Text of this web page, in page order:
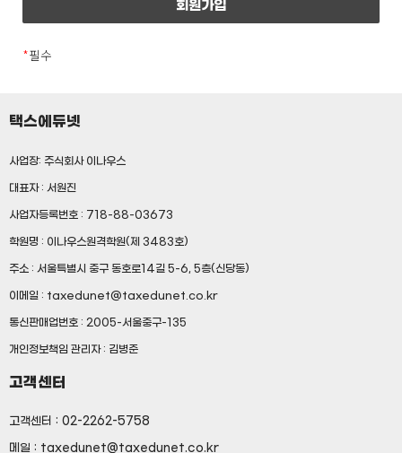
④ 운영자 : 서비스의 전반적인 관리와 원활한 운영을
2. 제1항의 용어를 제외한 용어의 정의는 거래 관행 및
제 3조 (약관 효력 및 변경)
이 약관의 내용은 회원이 정해진 등록절차를 거쳐
등록을 완료하면 이 약관에 동의한 것으로
간주합니다.
2. 회사는 이 약관을 변경할 수 있으며 변경된 약관은
서비스(www.taxedunet.co.kr) 화면에 게시하거나
제 4조 (약관의 수정)
귀하의 개인정보는 다음과 같이 개인정보의 수집목적 또는
때
만료된 때
– 배송정보의 경우, 물품 또는 서비스가 인도되거나 제공된 때
(단, 상법 등 법령의 규정에 의하여 보존할 필요성이 있는 경우에는
예외로 합니다.)
위 보유기간에도 불구하고 계속 보유하여야 할 필요가 있을
* 계약기간이 끝나고 이용요금의 정산 등으로 일정기간
개인정보를 계속 보유하고자 할 경우에는 미리 보유기간 및
이용기간을 명시하여야 합니다.
㈜택스에듀넷은 귀하의 개인정보를 <개인정보의 수집목적 및
이용목적>에서 고지한 범위 내에서 사용하며, 동 범위를 초과하여
*필수
택스에듀넷
사업장: 주식회사 이나우스
대표자 : 서원진
사업자등록번호 : 718-88-03673
학원명 : 이나우스원격학원(제 3483호)
주소 : 서울특별시 중구 동호로14길 5-6, 5층(신당동)
이메일 : taxedunet@taxedunet.co.kr
통신판매업번호 : 2005-서울중구-135
개인정보책임 관리자 : 김병준
고객센터
고객센터 : 02-2262-5758
메일 : taxedunet@taxedunet.co.kr